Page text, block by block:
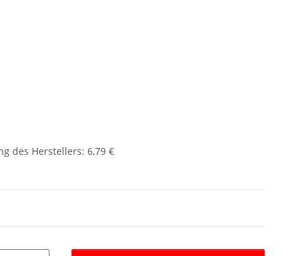
des Herstellers: 6,79 €